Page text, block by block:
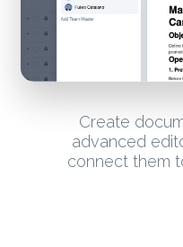
Create
advanced
connect them